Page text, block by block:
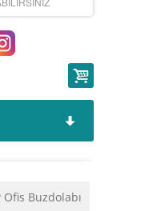
Ofis Buzdolabı